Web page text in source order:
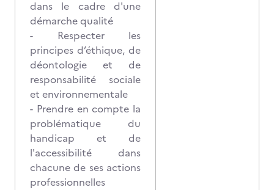
dans le cadre d'une
démarche qualité
- Respecter les
principes d’éthique, de
déontologie et de
responsabilité sociale
et environnementale
- Prendre en compte la
problématique du
handicap et de
l'accessibilité dans
chacune de ses actions
professionnelles